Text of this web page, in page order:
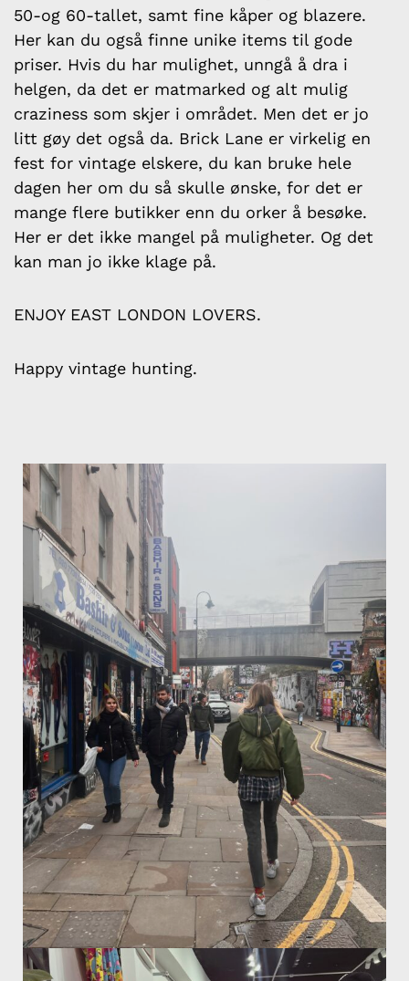
50-og 60-tallet, samt fine kåper og blazere.
Her kan du også finne unike items til gode
priser. Hvis du har mulighet, unngå å dra i
helgen, da det er matmarked og alt mulig
craziness som skjer i området. Men det er jo
litt gøy det også da. Brick Lane er virkelig en
fest for vintage elskere, du kan bruke hele
dagen her om du så skulle ønske, for det er
mange flere butikker enn du orker å besøke.
Her er det ikke mangel på muligheter. Og det
kan man jo ikke klage på.
ENJOY EAST LONDON LOVERS.
Happy vintage hunting.